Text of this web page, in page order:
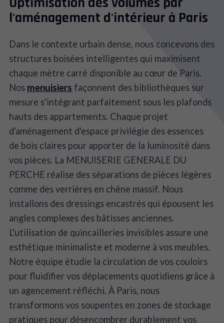
l'aménagement d'intérieur à Paris
Dans le contexte urbain dense, nous concevons des
structures boisées intelligentes qui maximisent
chaque mètre carré disponible au cœur de Paris.
Nos menuisiers façonnent des bibliothèques sur
mesure s'intégrant parfaitement sous les plafonds
hauts des appartements. Chaque projet
d'aménagement d'espace privilégie des essences
de bois claires pour apporter de la luminosité dans
vos pièces. La MENUISERIE GENERALE DU
PERCHE réalise des séparations de pièces légères
comme des verrières en chêne massif. Nous
installons des dressings encastrés qui épousent les
angles complexes des bâtisses anciennes.
L'utilisation de quincailleries invisibles assure une
esthétique minimaliste et moderne à vos meubles.
Notre équipe étudie la circulation de vos couloirs
pour fluidifier vos déplacements quotidiens grâce à
un agencement réfléchi. À Paris, nous
transformons vos soupentes en zones de stockage
pratiques pour désencombrer durablement vos